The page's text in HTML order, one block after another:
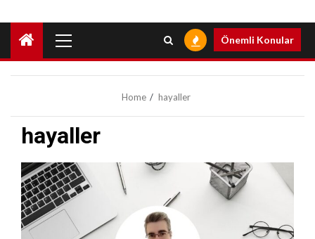
Menu
Önemli Konular
Home hayaller
hayaller